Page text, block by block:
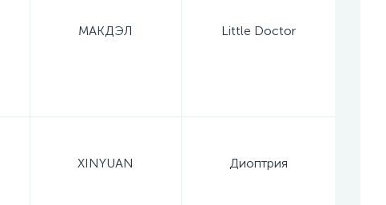
МАКДЭЛ Little Doctor
XINYUAN Диоптрия